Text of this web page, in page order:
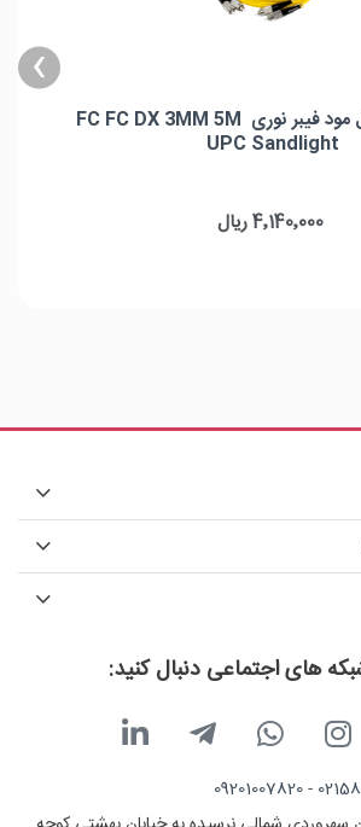
پچ کورد سینگل مود فیبر نوری FC FC DX 3MM 5M
UPC Sandlight
نوع کانکتور: FC UPC to FC UPC4٬140٬000 ریال
›
های اجتماعی دنبال کنید: